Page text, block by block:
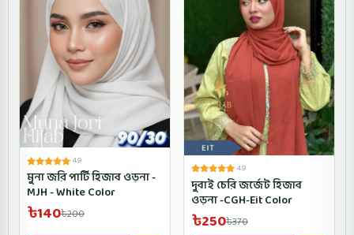
4.9
মুনা জরি পার্টি হিজাব ওড়না -
MJH - White Color
৳140৳200
4.9
দুবাই চেরি জর্জেট হিজাব
ওড়না -CGH-Eit Color
৳250৳370